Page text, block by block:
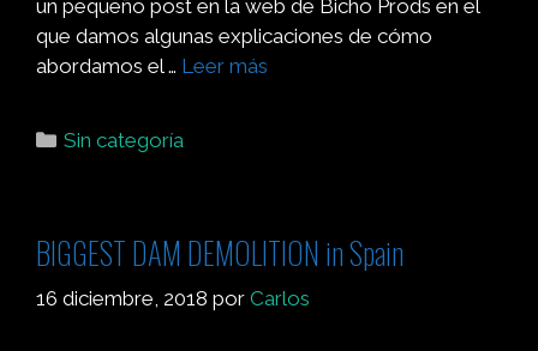
un pequeño post en la web de Bicho Prods en el
que damos algunas explicaciones de cómo
abordamos el … Leer más
Sin categoría
BIGGEST DAM DEMOLITION in Spain
16 diciembre, 2018 por Carlos